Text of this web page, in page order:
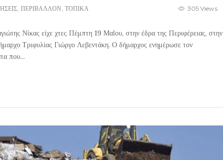
ΠΕΡΙΒΑΛΛΟΝ ΤΟΠΙΚΑ 305 Views
Νίκας είχε χτες Πέμπτη 19 Μαΐου, στην έδρα της Περιφέρειας, στην
Τριφυλίας Γιώργο Λεβεντάκη. Ο δήμαρχος ενημέρωσε τον
που...